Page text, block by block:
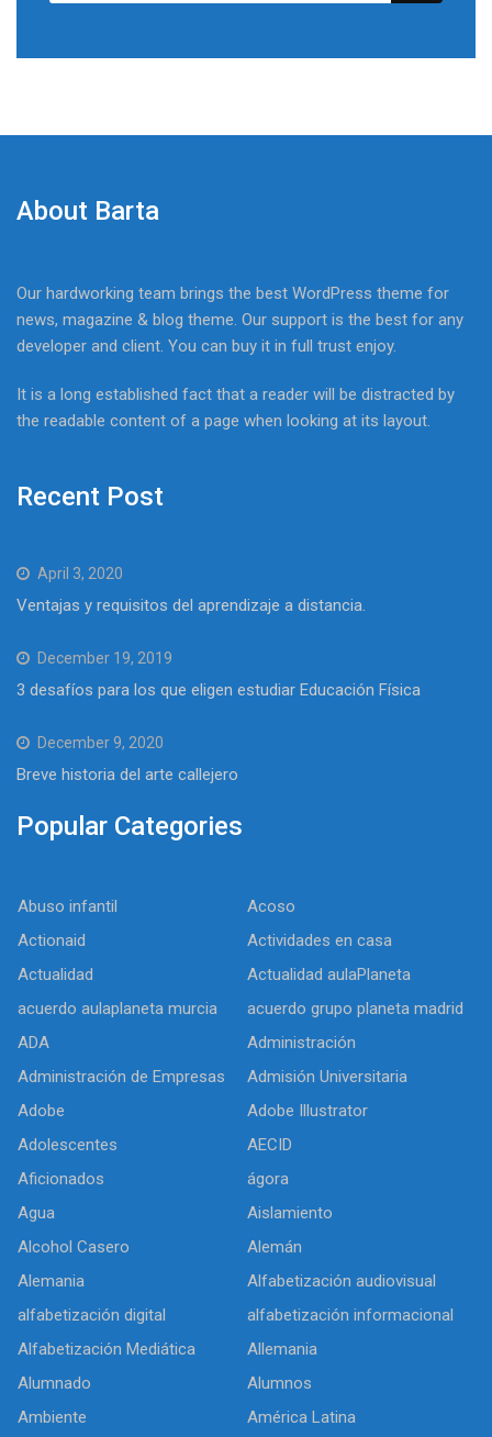
About Barta
Our hardworking team brings the best WordPress theme for
news, magazine & blog theme. Our support is the best for any
developer and client. You can buy it in full trust enjoy.
It is a long established fact that a reader will be distracted by
the readable content of a page when looking at its layout.
Recent Post
April 3, 2020
Ventajas y requisitos del aprendizaje a distancia.
December 19, 2019
3 desafíos para los que eligen estudiar Educación Física
December 9, 2020
Breve historia del arte callejero
Popular Categories
Abuso infantil
Acoso
Actionaid
Actividades en casa
Actualidad
Actualidad aulaPlaneta
acuerdo aulaplaneta murcia
acuerdo grupo planeta madrid
ADA
Administración
Administración de Empresas
Admisión Universitaria
Adobe
Adobe Illustrator
Adolescentes
AECID
Aficionados
ágora
Agua
Aislamiento
Alcohol Casero
Alemán
Alemania
Alfabetización audiovisual
alfabetización digital
alfabetización informacional
Alfabetización Mediática
Allemania
Alumnado
Alumnos
Ambiente
América Latina